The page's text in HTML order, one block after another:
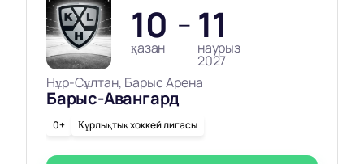
10
қазан
— 11
наурыз
2027
Нұр-Сұлтан, Барыс Арена
Барыс-Авангард
0+ Құрлықтық хоккей лигасы